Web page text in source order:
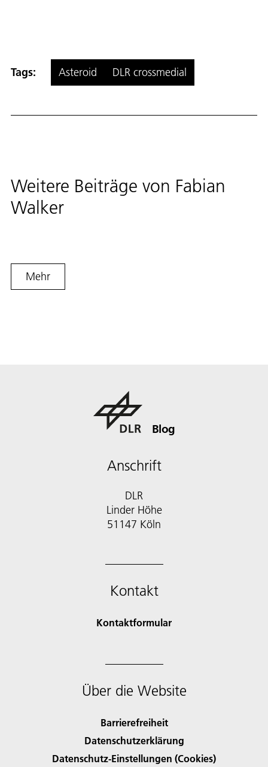
Tags: Asteroid DLR crossmedial
Weitere Beiträge von Fabian
Walker
Mehr
Blog
Anschrift
DLR
Linder Höhe
51147 Köln
Kontakt
Kontaktformular
Über die Website
Barrierefreiheit
Datenschutzerklärung
Datenschutz-Einstellungen (Cookies)